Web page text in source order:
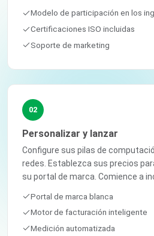
Modelo de participación en los
Certificaciones ISO incluidas
Soporte de marketing
02
Personalizar y lanzar
Configure sus pilas de
redes. Establezca sus precios
su portal de marca. Comience a
Portal de marca blanca
Motor de facturación inteligente
Medición automatizada